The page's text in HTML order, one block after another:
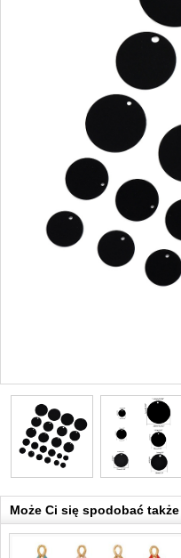
Może Ci się spodobać także